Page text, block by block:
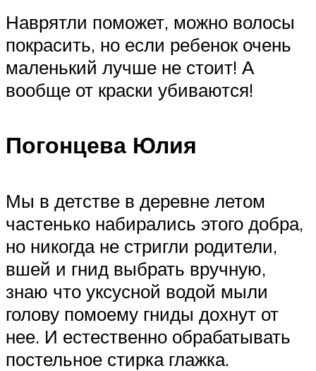
Наврятли поможет, можно волосы
покрасить, но если ребенок очень
маленький лучше не стоит! А
вообще от краски убиваются!
Погонцева Юлия
Мы в детстве в деревне летом
частенько набирались этого добра,
но никогда не стригли родители,
вшей и гнид выбрать вручную,
знаю что уксусной водой мыли
голову помоему гниды дохнут от
нее. И естественно обрабатывать
постельное стирка глажка.